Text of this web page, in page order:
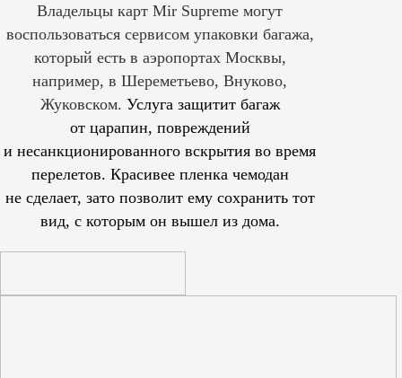
Владельцы карт Mir Supreme могут
воспользоваться сервисом упаковки багажа,
который есть в аэропортах Москвы,
например, в Шереметьево, Внуково,
Жуковском. Услуга защитит багаж
от царапин, повреждений
и несанкционированного вскрытия во время
перелетов. Красивее пленка чемодан
не сделает, зато позволит ему сохранить тот
вид, с которым он вышел из дома.